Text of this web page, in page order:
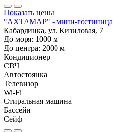
Показать цены
"АХТАМАР" - мини-гостиница
Кабардинка, ул. Кизиловая, 7
До моря: 1000 м
До центра: 2000 м
Кондиционер
СВЧ
Автостоянка
Телевизор
Wi-Fi
Стиральная машина
Бассейн
Сейф